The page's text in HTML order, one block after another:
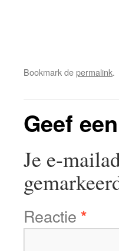
Bookmark depermalink.
Geef
Je e-
Reactie *